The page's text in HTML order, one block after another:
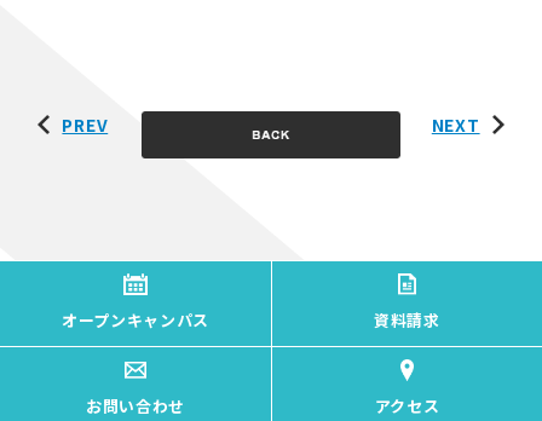
PREV NEXT
オープンキャンパス 資料請求
お問い合わせ アクセス